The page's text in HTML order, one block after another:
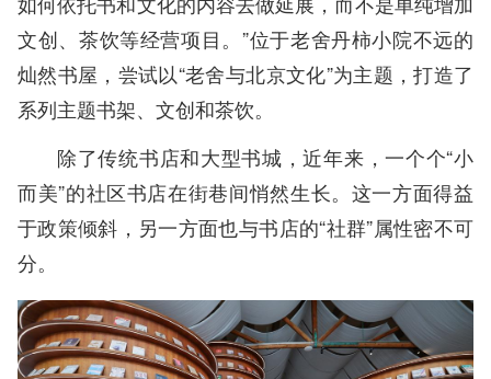
文创、茶饮等经营项目。”位于老舍丹柿小院不远的
灿然书屋，尝试以“老舍与北京文化”为主题，打造了
系列主题书架、文创和茶饮。
除了传统书店和大型书城，近年来，一个个“小
而美”的社区书店在街巷间悄然生长。这一方面得益
于政策倾斜，另一方面也与书店的“社群”属性密不可
分。